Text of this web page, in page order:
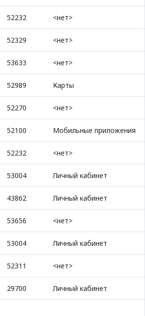
52232 <нет>
52329 <нет>
53633 <нет>
52989 Карты
52270 <нет>
52100 Мобильные приложения
52232 <нет>
53004 Личный кабинет
43862 Личный кабинет
53656 <нет>
53004 Личный кабинет
52311 <нет>
29700 Личный кабинет